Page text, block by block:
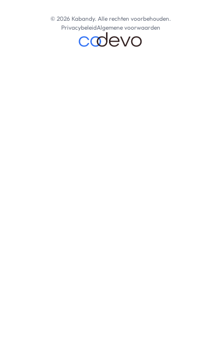
© 2026 Kabandy. Alle rechten voorbehouden.
PrivacybeleidAlgemene voorwaarden